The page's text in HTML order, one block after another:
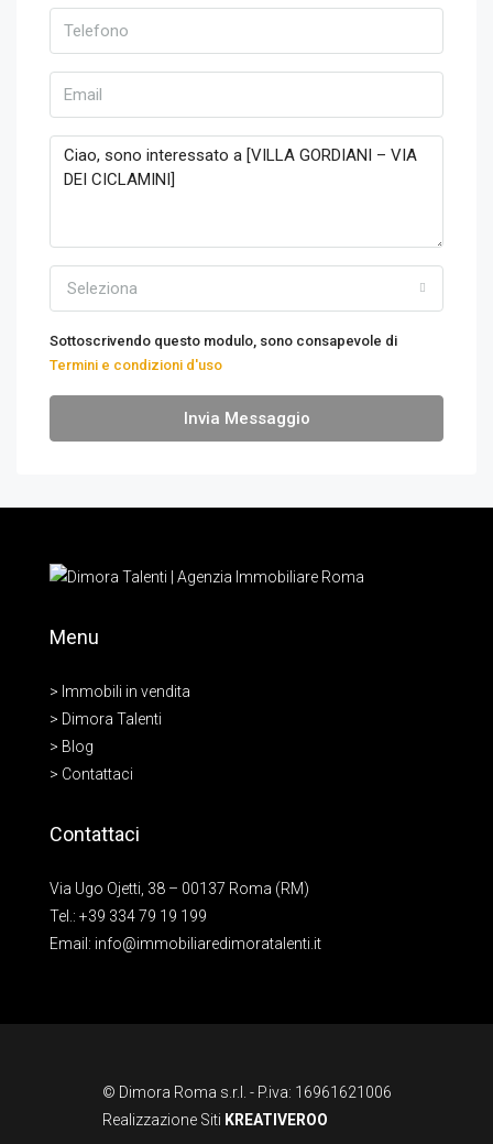
Seleziona
Sottoscrivendo questo modulo, sono consapevole di
Termini e condizioni d'uso
Invia Messaggio
Menu
> Immobili in vendita
> Dimora Talenti
> Blog
> Contattaci
Contattaci
Via Ugo Ojetti, 38 – 00137 Roma (RM)
Tel.: +39 334 79 19 199
Email: info@immobiliaredimoratalenti.it
© Dimora Roma s.r.l. - P.iva: 16961621006
Realizzazione Siti KREATIVEROO